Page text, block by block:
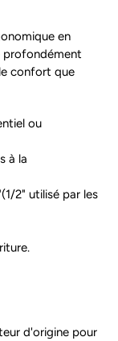
en
profondément
confort que
ou
à la
2" utilisé par les
d'origine pour